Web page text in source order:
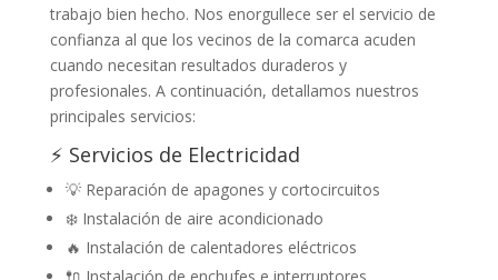
trabajo bien hecho. Nos enorgullece ser el servicio de
confianza al que los vecinos de la comarca acuden
cuando necesitan resultados duraderos y
profesionales. A continuación, detallamos nuestros
principales servicios:
⚡ Servicios de Electricidad
💡 Reparación de apagones y cortocircuitos
❄️ Instalación de aire acondicionado
🔥 Instalación de calentadores eléctricos